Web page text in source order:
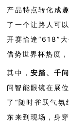
产品特点转化成
了一个让路人可
开赛恰逢“618”
借势世界杯热度
其中， 安踏、千
问智能眼镜在展
了“随时雀跃气氛
东来到现场 ，身